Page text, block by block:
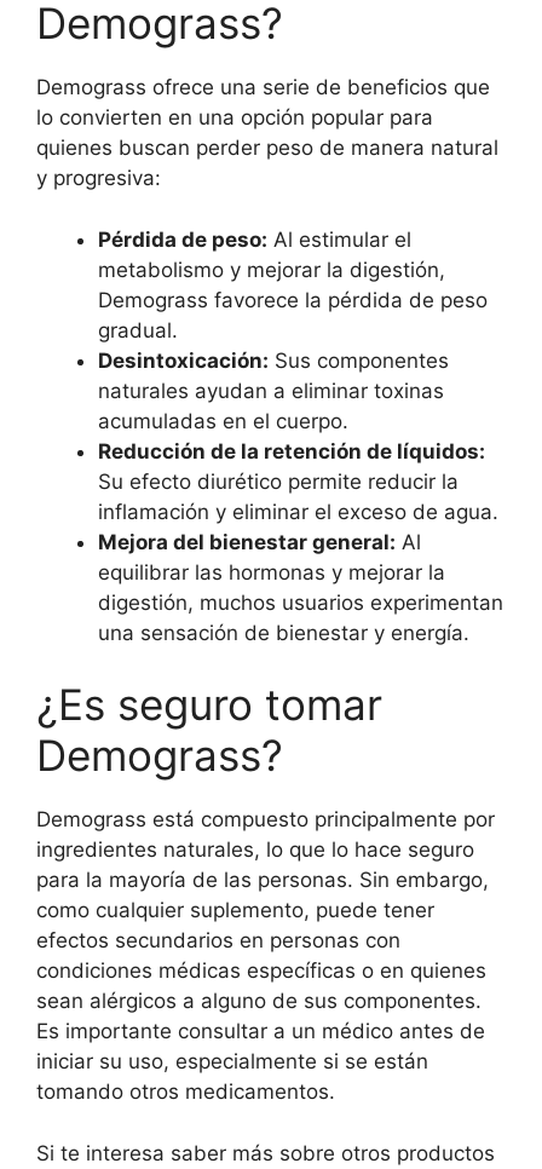
Demograss?
Demograss ofrece una serie de beneficios que
lo convierten en una opción popular para
quienes buscan perder peso de manera natural
y progresiva:
Pérdida de peso: Al estimular el
metabolismo y mejorar la digestión,
Demograss favorece la pérdida de peso
gradual.
Desintoxicación: Sus componentes
naturales ayudan a eliminar toxinas
acumuladas en el cuerpo.
Reducción de la retención de líquidos:
Su efecto diurético permite reducir la
inflamación y eliminar el exceso de agua.
Mejora del bienestar general: Al
equilibrar las hormonas y mejorar la
digestión, muchos usuarios experimentan
una sensación de bienestar y energía.
¿Es seguro tomar
Demograss?
Demograss está compuesto principalmente por
ingredientes naturales, lo que lo hace seguro
para la mayoría de las personas. Sin embargo,
como cualquier suplemento, puede tener
efectos secundarios en personas con
condiciones médicas específicas o en quienes
sean alérgicos a alguno de sus componentes.
Es importante consultar a un médico antes de
iniciar su uso, especialmente si se están
tomando otros medicamentos.
Si te interesa saber más sobre otros productos